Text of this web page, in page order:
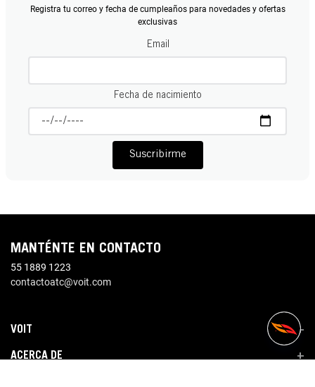
Registra tu correo y fecha de cumpleaños para novedades y ofertas
exclusivas
Email
Fecha de nacimiento
Suscribirme
MANTÉNTE EN CONTACTO
55 1889 1223
contactoatc@voit.com
VOIT +
ACERCA DE +